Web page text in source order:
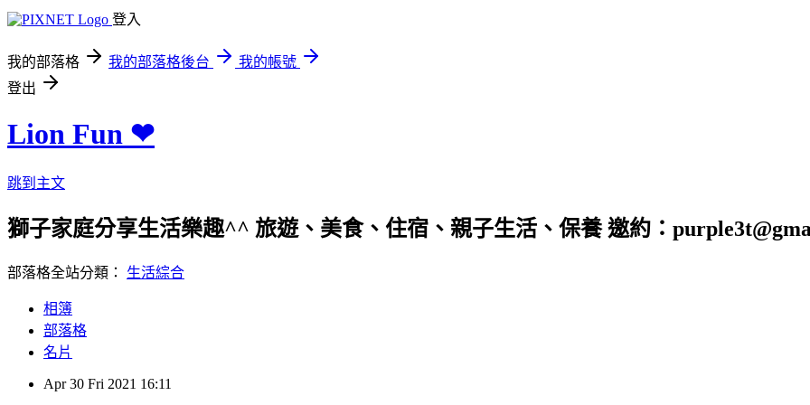
登入
我的部落格 我的部落格後台
我的帳號
登出
Lion Fun ❤
跳到主文
獅子家庭分享生活樂趣^^ 旅遊、美食、住宿、親子生活、保養 邀約：
部落格全站分類： 生活綜合
相簿
部落格
名片
Apr 30 Fri 2021 16:11